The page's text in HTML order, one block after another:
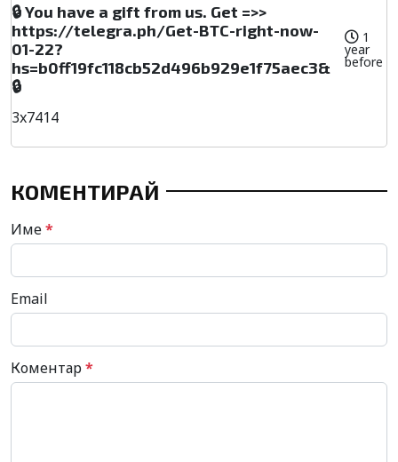
🔒 You have a gift from us. Get =>>
https://telegra.ph/Get-BTC-right-now-
01-22?
hs=b0ff19fc118cb52d496b929e1f75aec3&
🔒
1
year
before
3x7414
КОМЕНТИРАЙ
Име*
Email
Коментар*